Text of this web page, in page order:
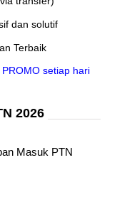
dan solutif
Terbaik
setiap hari
2026
Masuk PTN